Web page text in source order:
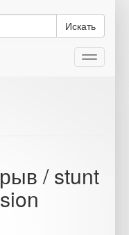
Искать
Toggle
/ stunt